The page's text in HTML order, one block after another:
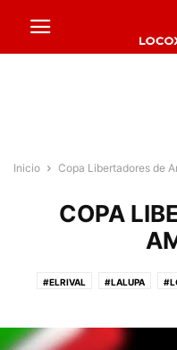
Inicio Copa Libertadores de
COPA
#ELRIVAL #LALUPA
#VENTADEENTRADAS